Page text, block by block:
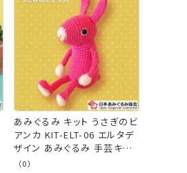
あみぐるみ キット うさぎのビ
アンカ KIT-ELT-06 エルタデ
ザイン あみぐるみ 手芸キット
日本あみぐるみ協会 KOU
（0）